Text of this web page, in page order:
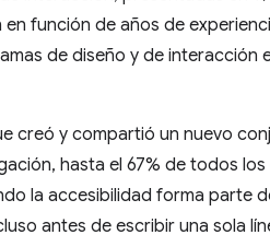
función de años de
de diseño y de
creó y compartió un nuevo
hasta el 67% de todos
la accesibilidad forma parte
antes de escribir una sola